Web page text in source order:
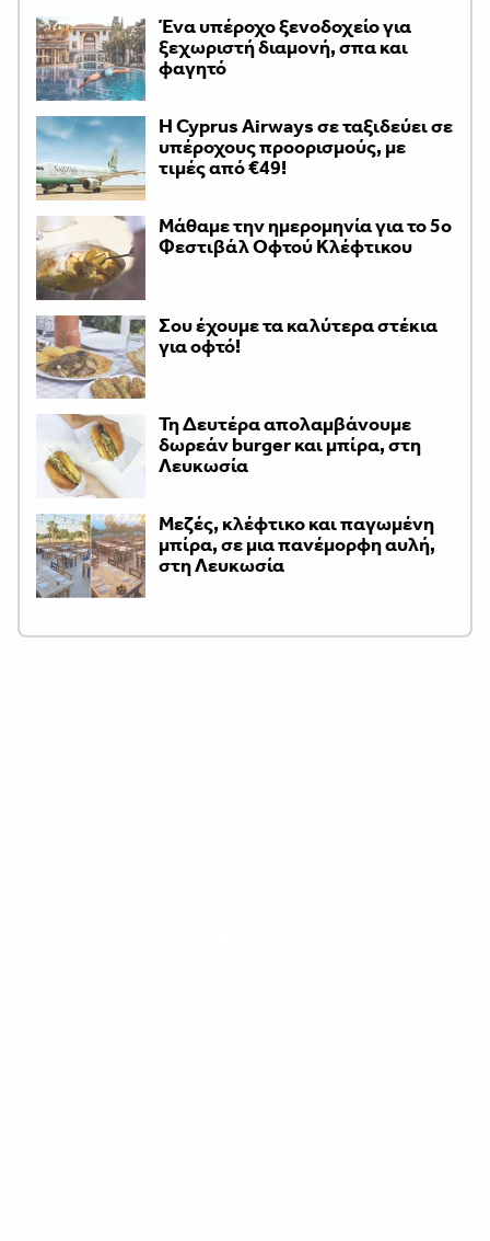
Ένα υπέροχο ξενοδοχείο για
ξεχωριστή διαμονή, σπα και
φαγητό
H Cyprus Airways σε ταξιδεύει σε
υπέροχους προορισμούς, με
τιμές από €49!
Μάθαμε την ημερομηνία για το 5ο
Φεστιβάλ Οφτού Κλέφτικου
Σου έχουμε τα καλύτερα στέκια
για οφτό!
Τη Δευτέρα απολαμβάνουμε
δωρεάν burger και μπίρα, στη
Λευκωσία
Μεζές, κλέφτικο και παγωμένη
μπίρα, σε μια πανέμορφη αυλή,
στη Λευκωσία